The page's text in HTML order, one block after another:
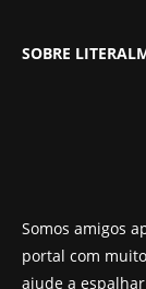
SOBRE
Somos amigos
portal com
ajude a